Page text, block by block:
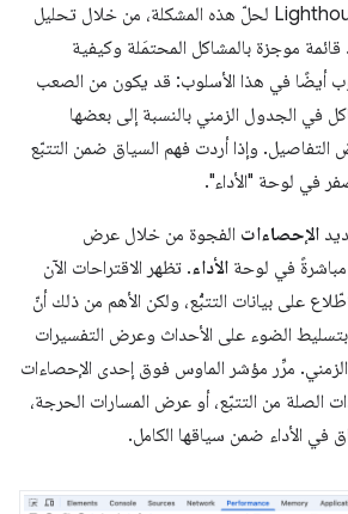
تم تطوير أدوات مثل Lighthouse لحلّ هذه المشكلة، من خلال تحليل
قائمة موجزة بالمشاكل المحتمَلة وكيفية
أيضًا في هذا الأسلوب: قد يكون من الصعب
في الجدول الزمني بالنسبة إلى بعضها
التفاصيل. وإذا أردت فهم السياق ضمن التتبّع
في لوحة "الأداء".
الإحصاءات الفجوة من خلال عرض
الأداء. تظهر الاقتراحات الآن
على بيانات التتبُّع، ولكن الأهم من ذلك أنّ
الضوء على الأحداث وعرض التفسيرات
مرِّر مؤشر الماوس فوق إحدى الإحصاءات
الصلة من التتبّع، أو عرض المسارات الحرجة،
في الأداء ضمن سياقها الكامل.